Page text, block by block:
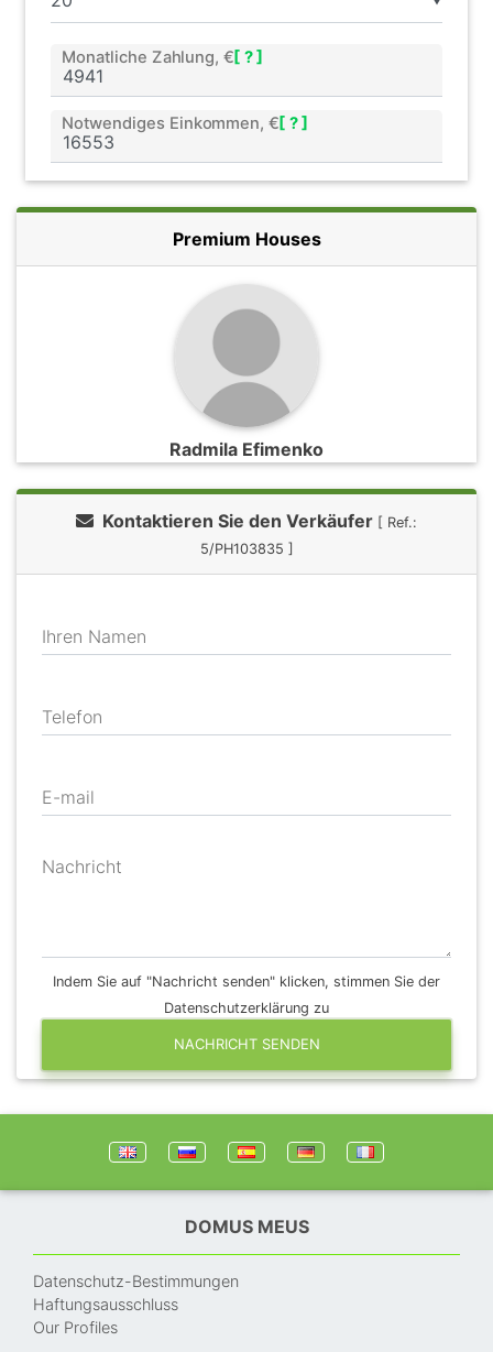
Monatliche Zahlung, €[ ? ]
Notwendiges Einkommen, €[ ? ]
Premium Houses
Radmila Efimenko
Kontaktieren Sie den Verkäufer [ Ref.:
5/PH103835 ]
Ihren Namen
Telefon
E-mail
Nachricht
Indem Sie auf "Nachricht senden" klicken, stimmen Sie der
Datenschutzerklärung zu
NACHRICHT SENDEN
DOMUS MEUS
Datenschutz-Bestimmungen
Haftungsausschluss
Our Profiles